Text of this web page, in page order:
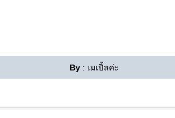
By : เมเปิ้ลค่ะ